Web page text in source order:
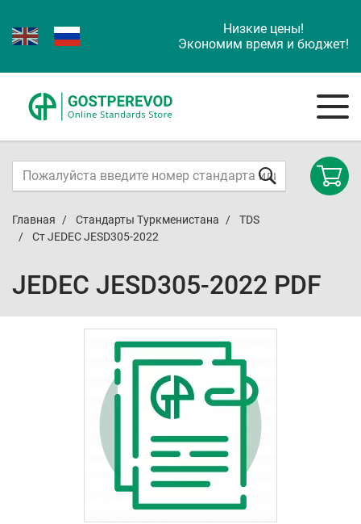
Низкие цены!
Экономим время и бюджет!
Главная Стандарты Туркменистана
TDS
Ст JEDEC JESD305-2022
JEDEC JESD305-2022 PDF